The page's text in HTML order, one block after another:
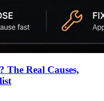
The Real Causes,